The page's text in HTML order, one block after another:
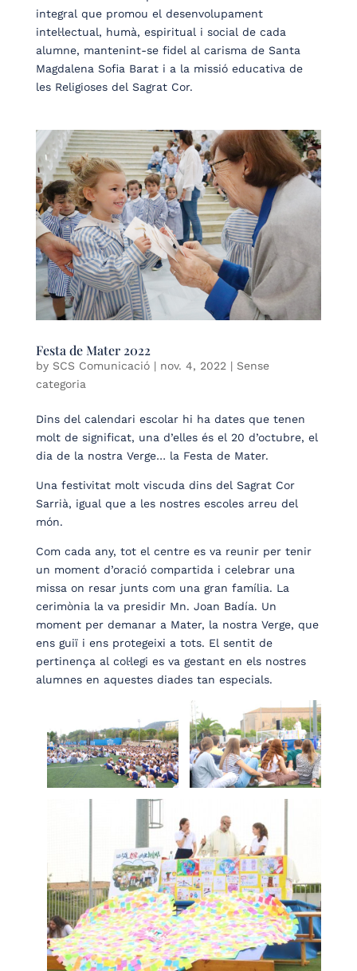
integral que promou el desenvolupament
intel·lectual, humà, espiritual i social de cada
alumne, mantenint-se fidel al carisma de Santa
Magdalena Sofia Barat i a la missió educativa de
les Religioses del Sagrat Cor.
Festa de Mater 2022
by SCS Comunicació| nov. 4, 2022 | Sense
categoria
Dins del calendari escolar hi ha dates que tenen
molt de significat, una d’elles és el 20 d’octubre, el
dia de la nostra Verge… la Festa de Mater.
Una festivitat molt viscuda dins del Sagrat Cor
Sarrià, igual que a les nostres escoles arreu del
món.
Com cada any, tot el centre es va reunir per tenir
un moment d’oració compartida i celebrar una
missa on resar junts com una gran família. La
cerimònia la va presidir Mn. Joan Badía. Un
moment per demanar a Mater, la nostra Verge, que
ens guiï i ens protegeixi a tots. El sentit de
pertinença al col·legi es va gestant en els nostres
alumnes en aquestes diades tan especials.